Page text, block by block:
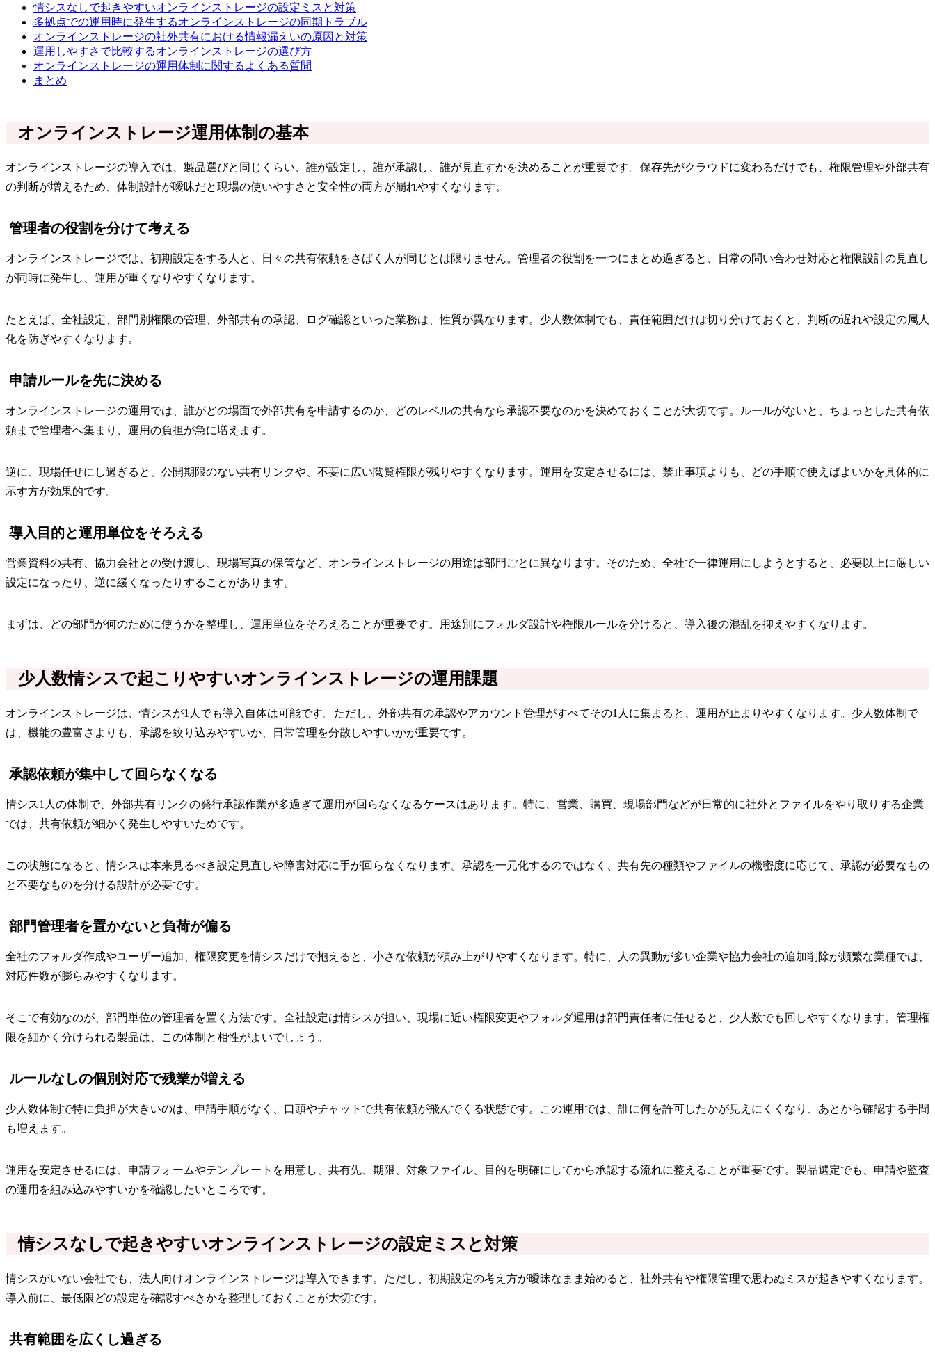
情シスなしで起きやすいオンラインストレージの設定ミスと対策
多拠点での運用時に発生するオンラインストレージの同期トラブル
オンラインストレージの社外共有における情報漏えいの原因と対策
運用しやすさで比較するオンラインストレージの選び方
オンラインストレージの運用体制に関するよくある質問
まとめ
オンラインストレージ運用体制の基本
オンラインストレージの導入では、製品選びと同じくらい、誰が設定し、誰が承認し、誰が見直すかを決めることが重要です。保存先がクラウドに変わるだけでも、権限管理や外部共有
の判断が増えるため、体制設計が曖昧だと現場の使いやすさと安全性の両方が崩れやすくなります。
管理者の役割を分けて考える
オンラインストレージでは、初期設定をする人と、日々の共有依頼をさばく人が同じとは限りません。管理者の役割を一つにまとめ過ぎると、日常の問い合わせ対応と権限設計の見直し
が同時に発生し、運用が重くなりやすくなります。
たとえば、全社設定、部門別権限の管理、外部共有の承認、ログ確認といった業務は、性質が異なります。少人数体制でも、責任範囲だけは切り分けておくと、判断の遅れや設定の属人
化を防ぎやすくなります。
申請ルールを先に決める
オンラインストレージの運用では、誰がどの場面で外部共有を申請するのか、どのレベルの共有なら承認不要なのかを決めておくことが大切です。ルールがないと、ちょっとした共有依
頼まで管理者へ集まり、運用の負担が急に増えます。
逆に、現場任せにし過ぎると、公開期限のない共有リンクや、不要に広い閲覧権限が残りやすくなります。運用を安定させるには、禁止事項よりも、どの手順で使えばよいかを具体的に
示す方が効果的です。
導入目的と運用単位をそろえる
営業資料の共有、協力会社との受け渡し、現場写真の保管など、オンラインストレージの用途は部門ごとに異なります。そのため、全社で一律運用にしようとすると、必要以上に厳しい
設定になったり、逆に緩くなったりすることがあります。
まずは、どの部門が何のために使うかを整理し、運用単位をそろえることが重要です。用途別にフォルダ設計や権限ルールを分けると、導入後の混乱を抑えやすくなります。
少人数情シスで起こりやすいオンラインストレージの運用課題
オンラインストレージは、情シスが1人でも導入自体は可能です。ただし、外部共有の承認やアカウント管理がすべてその1人に集まると、運用が止まりやすくなります。少人数体制で
は、機能の豊富さよりも、承認を絞り込みやすいか、日常管理を分散しやすいかが重要です。
承認依頼が集中して回らなくなる
情シス1人の体制で、外部共有リンクの発行承認作業が多過ぎて運用が回らなくなるケースはあります。特に、営業、購買、現場部門などが日常的に社外とファイルをやり取りする企業
では、共有依頼が細かく発生しやすいためです。
この状態になると、情シスは本来見るべき設定見直しや障害対応に手が回らなくなります。承認を一元化するのではなく、共有先の種類やファイルの機密度に応じて、承認が必要なもの
と不要なものを分ける設計が必要です。
部門管理者を置かないと負荷が偏る
全社のフォルダ作成やユーザー追加、権限変更を情シスだけで抱えると、小さな依頼が積み上がりやすくなります。特に、人の異動が多い企業や協力会社の追加削除が頻繁な業種では、
対応件数が膨らみやすくなります。
そこで有効なのが、部門単位の管理者を置く方法です。全社設定は情シスが担い、現場に近い権限変更やフォルダ運用は部門責任者に任せると、少人数でも回しやすくなります。管理権
限を細かく分けられる製品は、この体制と相性がよいでしょう。
ルールなしの個別対応で残業が増える
少人数体制で特に負担が大きいのは、申請手順がなく、口頭やチャットで共有依頼が飛んでくる状態です。この運用では、誰に何を許可したかが見えにくくなり、あとから確認する手間
も増えます。
運用を安定させるには、申請フォームやテンプレートを用意し、共有先、期限、対象ファイル、目的を明確にしてから承認する流れに整えることが重要です。製品選定でも、申請や監査
の運用を組み込みやすいかを確認したいところです。
情シスなしで起きやすいオンラインストレージの設定ミスと対策
情シスがいない会社でも、法人向けオンラインストレージは導入できます。ただし、初期設定の考え方が曖昧なまま始めると、社外共有や権限管理で思わぬミスが起きやすくなります。
導入前に、最低限どの設定を確認すべきかを整理しておくことが大切です。
共有範囲を広くし過ぎる